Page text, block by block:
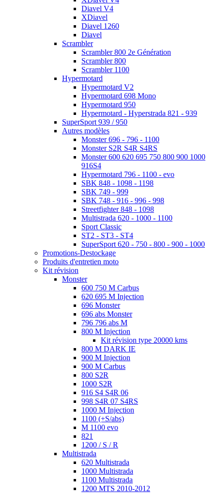
Diavel V4
XDiavel
Diavel 1260
Diavel
Scrambler
Scrambler 800 2e Génération
Scrambler 800
Scrambler 1100
Hypermotard
Hypermotard V2
Hypermotard 698 Mono
Hypermotard 950
Hypermotard - Hyperstrada 821 - 939
SuperSport 939 / 950
Autres modèles
Monster 696 - 796 - 1100
Monster S2R S4R S4RS
Monster 600 620 695 750 800 900 1000
916S4
Hypermotard 796 - 1100 - evo
SBK 848 - 1098 - 1198
SBK 749 - 999
SBK 748 - 916 - 996 - 998
Streetfighter 848 - 1098
Multistrada 620 - 1000 - 1100
Sport Classic
ST2 - ST3 - ST4
SuperSport 620 - 750 - 800 - 900 - 1000
Promotions-Destockage
Produits d'entretien moto
Kit révision
Monster
600 750 M Carbus
620 695 M Injection
696 Monster
696 abs Monster
796 796 abs M
800 M Injection
Kit révision type 20000 kms
800 M DARK IE
900 M Injection
900 M Carbus
800 S2R
1000 S2R
916 S4 S4R 06
998 S4R 07 S4RS
1000 M Injection
1100 (+S/abs)
M 1100 evo
821
1200 / S / R
Multistrada
620 Multistrada
1000 Multistrada
1100 Multistrada
1200 MTS 2010-2012